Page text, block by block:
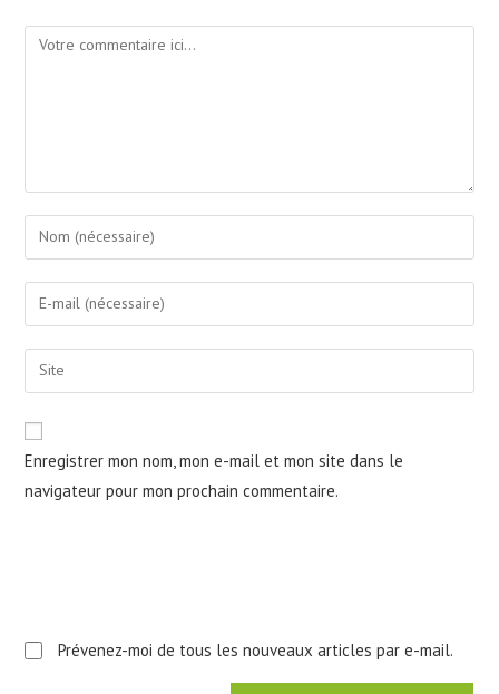
Comment
Enter
your
name
comment
Enter
your
email
address
Saisir
l’URL
votre
site
(facultatif)
Enregistrer mon nom, mon e-mail et mon site dans le
navigateur pour mon prochain commentaire.
Prévenez-moi de tous les nouveaux articles par e-mail.